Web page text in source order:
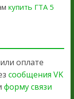
купить ГТА 5
оплате
сообщения VK
форму связи